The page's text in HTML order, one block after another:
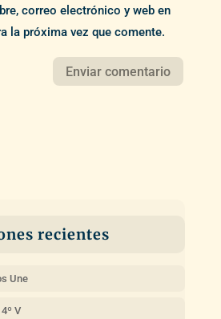
correo electrónico y web en
la próxima vez que comente.
recientes
Une
V